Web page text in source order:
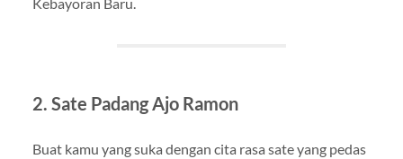
2. Sate Padang Ajo Ramon
Buat kamu yang suka dengan cita rasa sate yang pedas